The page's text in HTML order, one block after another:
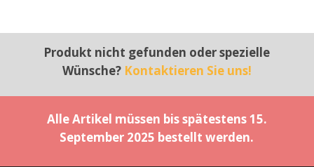
Produkt nicht gefunden oder spezielle
Wünsche? Kontaktieren Sie uns!
Alle Artikel müssen bis spätestens 15.
September 2025 bestellt werden.